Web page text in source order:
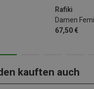
Rafiki
Damen
67,50 €
kauften auch